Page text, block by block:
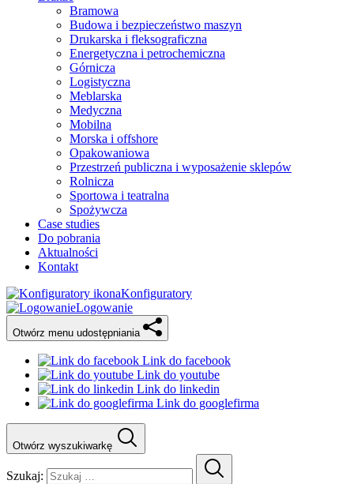
Bramowa
Budowa i bezpieczeństwo maszyn
Drukarska i fleksograficzna
Energetyczna i petrochemiczna
Górnicza
Logistyczna
Meblarska
Medyczna
Mobilna
Morska i offshore
Opakowaniowa
Przestrzeń publiczna i wyposażenie sklepów
Rolnicza
Sportowa i teatralna
Spożywcza
Case studies
Do pobrania
Aktualności
Kontakt
Konfiguratory
Logowanie
Otwórz menu udostępniania
Link do facebook
Link do youtube
Link do linkedin
Link do googlefirma
Otwórz wyszukiwarkę
Szukaj: